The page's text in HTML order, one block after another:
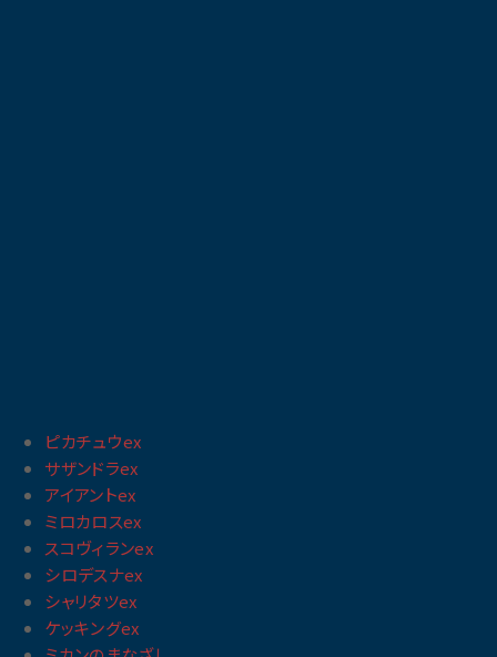
ピカチュウex
サザンドラex
アイアントex
ミロカロスex
スコヴィランex
シロデスナex
シャリタツex
ケッキングex